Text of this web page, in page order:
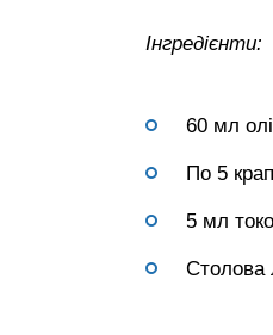
Інгредієнти:
60 мл
По 5
5 мл
Столова